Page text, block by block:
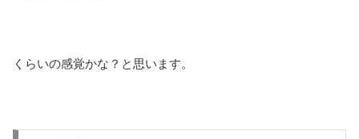
くらいの感覚かな？と思います。